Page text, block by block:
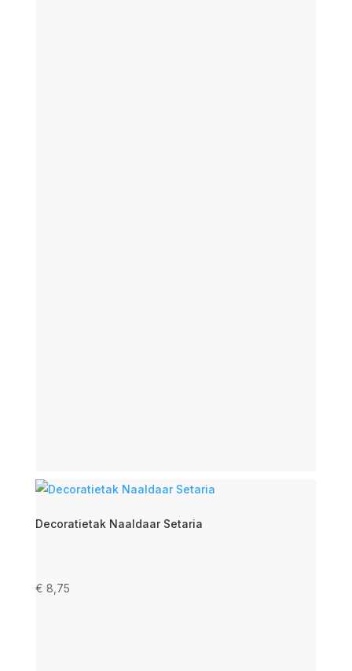
Decoratietak Naaldaar Setaria
€ 8,75